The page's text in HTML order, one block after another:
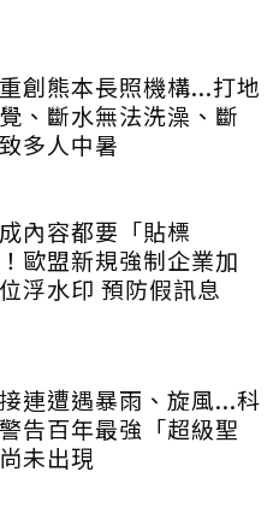
創熊本長照機構...打地
、斷水無法洗澡、斷
多人中暑
內容都要「貼標
歐盟新規強制企業加
浮水印 預防假訊息
連遭遇暴雨、旋風...科
告百年最強「超級聖
未出現